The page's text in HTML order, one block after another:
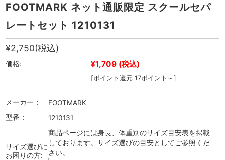
FOOTMARK ネット通販限定 スクールセパ
レートセット 1210131
¥2,750(税込)
価格: ¥1,709 (税込)
[ポイント還元 17ポイント～]
メーカー：
FOOTMARK
型番：
1210131
サイズ選びに
お困りの方:
商品ページには身長、体重別のサイズ目安表を掲載
しております。サイズ選びの目安としてご参照くだ
さい。